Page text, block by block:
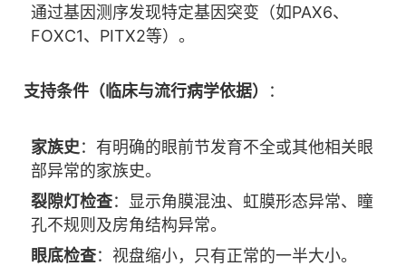
通过基因测序发现特定基因突变（如PAX6、
FOXC1、PITX2等）。
支持条件（临床与流行病学依据） ：
家族史：有明确的眼前节发育不全或其他相关眼
部异常的家族史。
裂隙灯检查：显示角膜混浊、虹膜形态异常、瞳
孔不规则及房角结构异常。
眼底检查：视盘缩小，只有正常的一半大小。